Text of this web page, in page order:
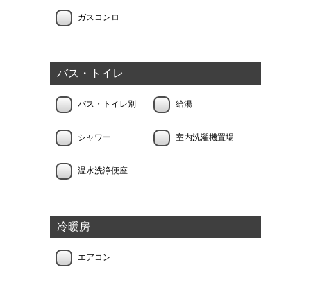
ガスコンロ
バス・トイレ
バス・トイレ別 給湯
シャワー 室内洗濯機置場
温水洗浄便座
冷暖房
エアコン